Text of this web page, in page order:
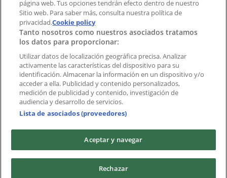
Marcas locales
Negocios
Negocios cercanos
Productos
Productos locales
Ciudades
Descargar la APP Tiendeo
Copyright © Tiendeo ® 2026 · Shopfully Marketing S.L.U. –
Palau de Mar – 08039 Barcelona, Spain
página web. Tus opciones tendrán efecto dentro de nuestro
Sitio web. Para saber más, consulta nuestra política de
privacidad.Cookie policy
Tanto nosotros como nuestros asociados tratamos
los datos para proporcionar:
Utilizar datos de localización geográfica precisa. Analizar
activamente las características del dispositivo para su
identificación. Almacenar la información en un dispositivo y/o
acceder a ella. Publicidad y contenido personalizados,
medición de publicidad y contenido, investigación de
audiencia y desarrollo de servicios.
Lista de asociados (proveedores)
Aceptar y navegar
Rechazar